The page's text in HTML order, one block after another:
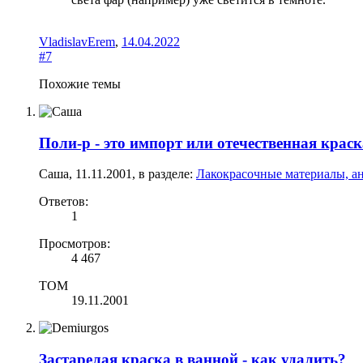
VladislavErem, 14.04.2022
#7
Похожие темы
Поли-р - это импорт или отечественная
Саша, 11.11.2001, в разделе: Лакокрасочные материалы,
Ответов:
1
Просмотров:
4 467
ТОМ
19.11.2001
Застарелая краска в ванной - как удалить?